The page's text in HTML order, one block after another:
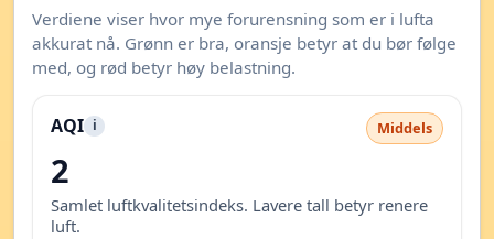
Verdiene viser hvor mye forurensning som er i lufta
akkurat nå. Grønn er bra, oransje betyr at du bør følge
med, og rød betyr høy belastning.
AQI i Middels
2
Samlet luftkvalitetsindeks. Lavere tall betyr renere
luft.